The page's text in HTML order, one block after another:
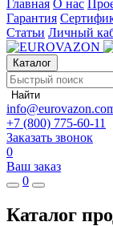
Главная О нас
Гарантия
Статьи Личный
Каталог
Найти
+7 (800) 775-60-11
Заказать звонок
0
Ваш заказ
0
Каталог